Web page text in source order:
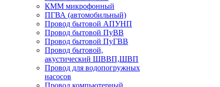
КММ микрофонный
ПГВА (автомобильный)
Провод бытовой АПУНП
Провод бытовой ПуВВ
Провод бытовой ПуГВВ
Провод бытовой,
акустический ШВВП,ШВП
Провод для водопогружных
насосов